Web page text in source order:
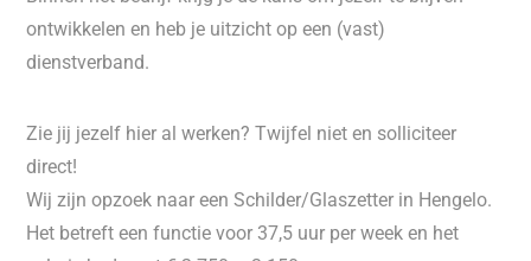
ontwikkelen en heb je uitzicht op een (vast)
dienstverband.
Zie jij jezelf hier al werken? Twijfel niet en solliciteer
direct!
Wij zijn opzoek naar een Schilder/Glaszetter in Hengelo.
Het betreft een functie voor 37,5 uur per week en het